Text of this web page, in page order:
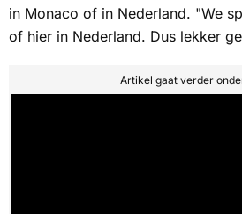
in Monaco of in Nederland. "We
of hier in Nederland. Dus lekker
Artikel gaat verder